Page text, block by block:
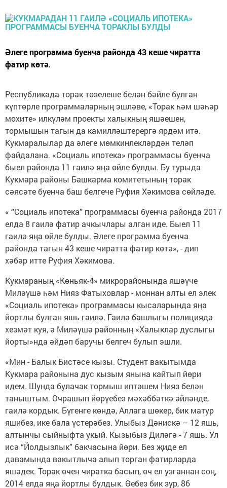
Әлеге программа буенча районда 43 кеше чиратта
фатир көтә.
Республикада торак төзелеше белән бәйле булган
күптөрле программаларның эшләве, «Торак һәм шәһәр
мохите» илкүләм проекты халыкның яшәешен,
тормышын тагын да камилләштерергә ярдәм итә.
Кукмаралылар да әлеге мөмкинлекләрдән теләп
файдалана. «Социаль ипотека» программасы буенча
быел районда 11 гаилә яңа өйле булды. Бу турыда
Кукмара районы Башкарма комитетының торак
сәясәте буенча баш белгече Руфия Хәкимова сөйләде.
« “Социаль ипотека” программасы буенча районда 2017
елда 8 гаилә фатир ачкычлары алган иде. Быел 11
гаилә яңа өйле булды. Әлеге программа буенча
районда тагын 43 кеше чиратта фатир көтә», - дип
хәбәр итте Руфия Хәкимова.
Кукмараның «Көньяк-4» микрорайонында яшәүче
Миләүшә һәм Нияз Фатыховлар - моннан алты ел элек
«Социаль ипотека» программасы кысаларында яңа
йортлы булган яшь гаилә. Гаилә башлыгы полициядә
хезмәт куя, ә Миләүшә районның «Халыклар дуслыгы
йорты»нда әйдәп баручы белгеч булып эшли.
«Мин - Балык Бистәсе кызы. Студент вакытымда
Кукмара районына дус кызым янына кайтып йөри
идем. Шунда булачак тормыш иптәшем Нияз белән
таныштым. Очрашып йөрүебез мәхәббәткә әйләнде,
гаилә кордык. Бүгенге көндә, Аллага шөкер, бик матур
яшибез, ике бала үстерәбез. Улыбыз Дәнискә – 12 яшь,
алтынчы сыйныфта укый. Кызыбыз Диләгә - 7 яшь. Ул
исә “Йолдызлык” бакчасына йөри. Без җиде ел
дәвамында вакытлыча алып торган фатирларда
яшәдек. Торак өчен чиратка басып, өч ел узганнан соң,
2014 елда яңа йортлы булдык. Өебез бик зур, 86